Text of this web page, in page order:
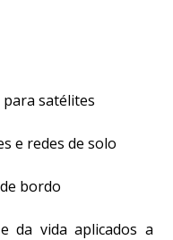
para satélites
e redes de solo
bordo
da vida aplicados a